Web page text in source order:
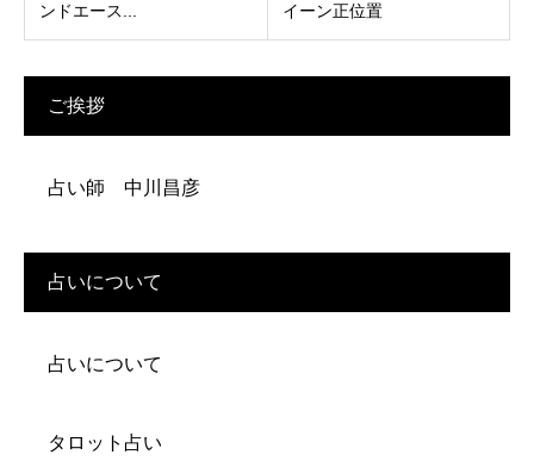
ンドエース...
イーン正位置
ご挨拶
占い師 中川昌彦
占いについて
占いについて
タロット占い